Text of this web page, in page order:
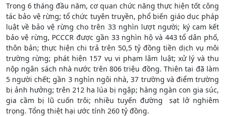
Trong 6 tháng đầu năm, cơ quan chức năng thực hiện tốt công
tác bảo vệ rừng; tổ chức tuyên truyền, phổ biến giáo dục pháp
luật về bảo vệ rừng cho trên 33 nghìn lượt người; ký cam kết
bảo vệ rừng, PCCCR được gần 33 nghìn hộ và 443 tổ dân phố,
thôn bản; thực hiện chi trả trên 50,5 tỷ đồng tiền dịch vụ môi
trường rừng; phát hiện 157 vụ vi phạm lâm luật; xử lý và thu
nộp ngân sách nhà nước trên 806 triệu đồng. Thiên tai đã làm
5 người chết; gần 3 nghìn ngôi nhà, 37 trường và điểm trường
bị ảnh hưởng; trên 212 ha lúa bị ngập; hàng ngàn con gia súc,
gia cầm bị lũ cuốn trôi; nhiều tuyến đường sạt lở nghiêm
trọng. Tổng thiệt hại ước tính 260 tỷ đồng.